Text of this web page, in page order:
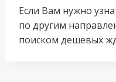
Если Вам нужно
по другим
поиском дешевых